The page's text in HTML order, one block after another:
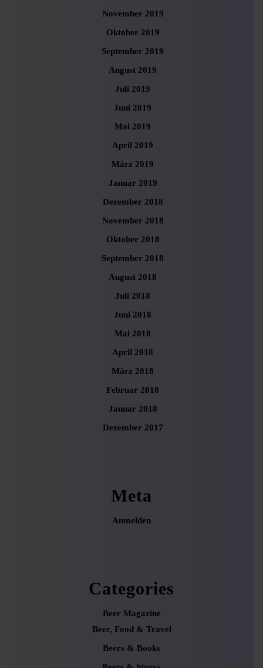
November 2019
Oktober 2019
September 2019
August 2019
Juli 2019
Juni 2019
Mai 2019
April 2019
März 2019
Januar 2019
Dezember 2018
November 2018
Oktober 2018
September 2018
August 2018
Juli 2018
Juni 2018
Mai 2018
April 2018
März 2018
Februar 2018
Januar 2018
Dezember 2017
Meta
Anmelden
Categories
Beer Magazine
Beer, Food & Travel
Beers & Books